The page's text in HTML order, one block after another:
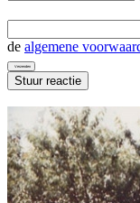
de algemene